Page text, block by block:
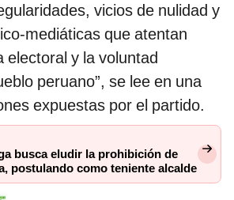
vicios de nulidad y
mediáticas que atentan
electoral y la voluntad
peruano”, se lee en una
expuestas por el partido.
busca eludir la prohibición de
postulando como teniente alcalde